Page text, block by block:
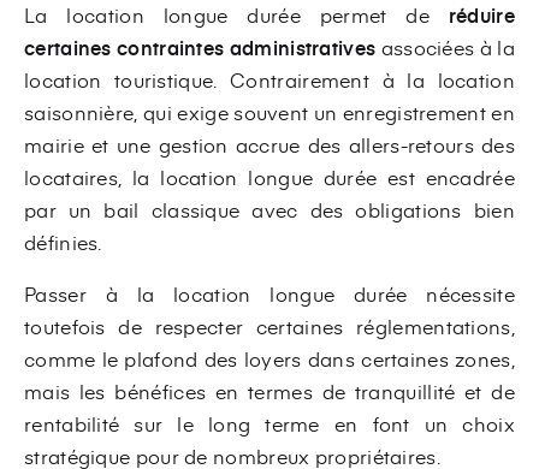
La location longue durée permet de réduire
certaines contraintes administratives associées à la
location touristique. Contrairement à la location
saisonnière, qui exige souvent un enregistrement en
mairie et une gestion accrue des allers-retours des
locataires, la location longue durée est encadrée
par un bail classique avec des obligations bien
définies.
Passer à la location longue durée nécessite
toutefois de respecter certaines réglementations,
comme le plafond des loyers dans certaines zones,
mais les bénéfices en termes de tranquillité et de
rentabilité sur le long terme en font un choix
stratégique pour de nombreux propriétaires.